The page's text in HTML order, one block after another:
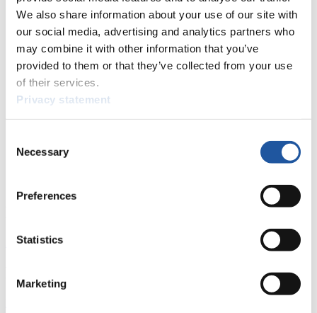
We also share information about your use of our site with
our social media, advertising and analytics partners who
may combine it with other information that you’ve
provided to them or that they’ve collected from your use
of their services.
Privacy statement
Selection
Necessary
Preferences
Statistics
Marketing
15
Christoph Regensburger (AUT)
Katrin Tzvetanova (BUL)
Petar Savov (BUL)
17
17
Cosmin Codin (ROU)
17
Bogdan Morosan (ROU)
17
Galabin Botsev (BUL)
20
Ylenia Sarteur (SUI)
21
AlleAllgemein